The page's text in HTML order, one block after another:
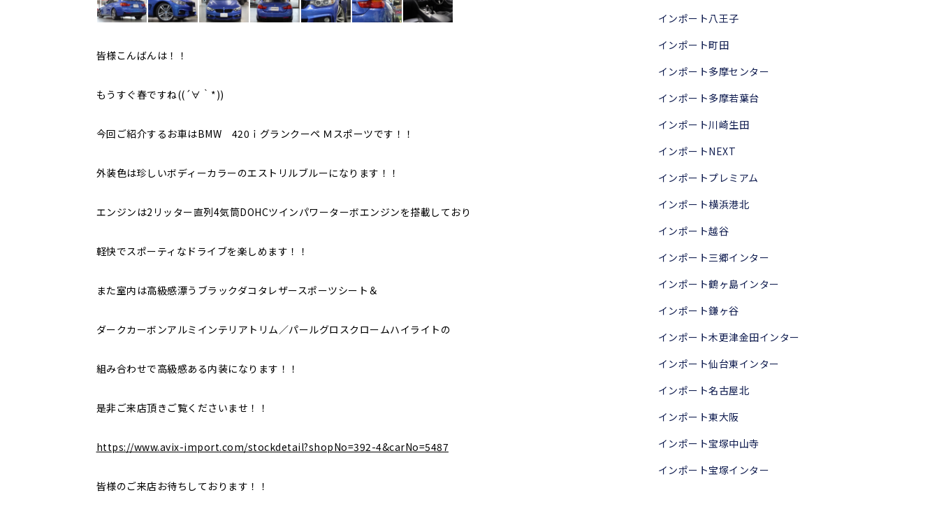
皆様こんばんは！！
もうすぐ春ですね((´∀｀*))
今回ご紹介するお車はBMW 420ｉグランクーペ Ｍスポーツです！！
外装色は珍しいボディーカラーのエストリルブルーになります！！
エンジンは2リッター直列4気筒DOHCツインパワーターボエンジンを搭載しており
軽快でスポーティなドライブを楽しめます！！
また室内は高級感漂うブラックダコタレザースポーツシート＆
ダークカーボンアルミインテリアトリム／パールグロスクロームハイライトの
組み合わせで高級感ある内装になります！！
是非ご来店頂きご覧くださいませ！！
https://www.avix-import.com/stockdetail?shopNo=392-4&carNo=5487
皆様のご来店お待ちしております！！
インポート八王子
インポート町田
インポート多摩センター
インポート多摩若葉台
インポート川崎生田
インポートNEXT
インポートプレミアム
インポート横浜港北
インポート越谷
インポート三郷インター
インポート鶴ヶ島インター
インポート鎌ヶ谷
インポート木更津金田インター
インポート仙台東インター
インポート名古屋北
インポート東大阪
インポート宝塚中山寺
インポート宝塚インター